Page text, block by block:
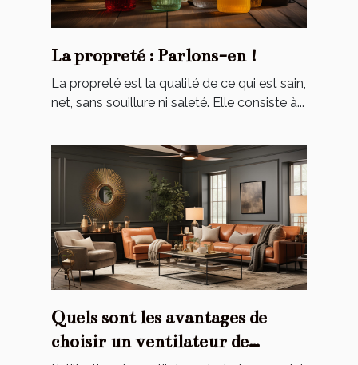
La propreté : Parlons-en !
La propreté est la qualité de ce qui est sain,
net, sans souillure ni saleté. Elle consiste à...
Quels sont les avantages de
choisir un ventilateur de